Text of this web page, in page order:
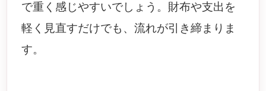
で重く感じやすいでしょう。財布や支出を
軽く見直すだけでも、流れが引き締まりま
す。